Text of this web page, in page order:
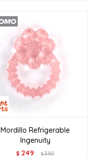
Mordillo Refrigerable
Ingenuity
$ 249 $390